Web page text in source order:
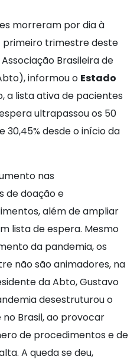
morreram por dia à
trimestre deste
Brasileira de
informou o Estado
a lista ativa de pacientes
ultrapassou os 50
30,45% desde o início da
nas
de doação e
além de ampliar
lista de espera. Mesmo
da pandemia, os
não são animadores, na
da Abto, Gustavo
desestruturou o
Brasil, ao provocar
de procedimentos e de
A queda se deu,